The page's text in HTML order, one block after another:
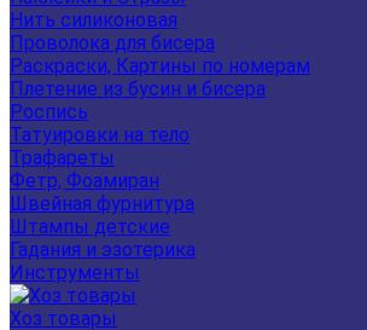
Нить силиконовая
Проволока для бисера
Раскраски, Картины по номерам
Плетение из бусин и бисера
Роспись
Татуировки на тело
Трафареты
Фетр, Фоамиран
Швейная фурнитура
Штампы детские
Гадания и эзотерика
Инструменты
Хоз товары